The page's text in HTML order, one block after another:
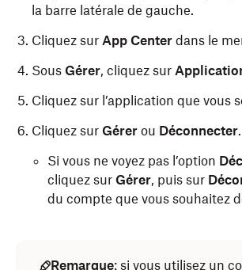
la barre latérale de gauche.
Cliquez sur App Center dans le
Sous Gérer, cliquez sur
Cliquez sur l’application que vous
Cliquez sur Gérer ou Déconnecter.
Si vous ne voyez pas l’option
cliquez sur Gérer, puis sur
du compte que vous souhaitez
Remarque: si vous utilisez un